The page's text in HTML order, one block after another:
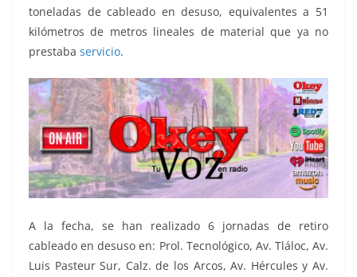
toneladas de cableado en desuso, equivalentes a 51
kilómetros de metros lineales de material que ya no
prestaba servicio.
A la fecha, se han realizado 6 jornadas de retiro
cableado en desuso en: Prol. Tecnológico, Av. Tláloc, Av.
Luis Pasteur Sur, Calz. de los Arcos, Av. Hércules y Av.